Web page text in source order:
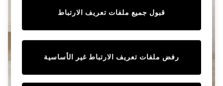
Boys' Travel Styles
Occasionwear
Sets & Outfits
Linen Collection
Tops & T-Shirts
قبول جميع ملفات تعريف الارتباط
رفض ملفات تعريف الارتباط غير الأساسية